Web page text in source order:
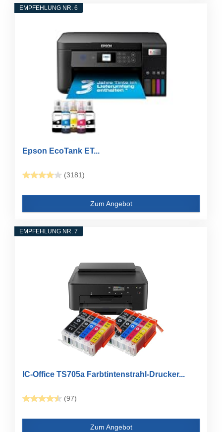
EMPFEHLUNG NR. 6
Epson EcoTank ET...
(3181)
Zum Angebot
EMPFEHLUNG NR. 7
IC-Office TS705a Farbtintenstrahl-Drucker...
(97)
Zum Angebot